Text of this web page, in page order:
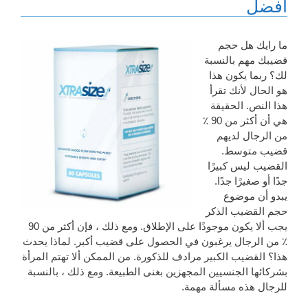
أفضل
ما رايك هل حجم
قضيبك مهم بالنسبة
لك؟ ربما يكون هذا
هو الحال لأنك تقرأ
هذا النص. الحقيقة
هي أن أكثر من 90 ٪
من الرجال لديهم
قضيب متوسط.
القضيب ليس كبيرًا
جدًا أو صغيرًا جدًا.
يبدو أن موضوع
حجم القضيب الذكر
يجب ألا يكون موجودًا على الإطلاق. ومع ذلك ، فإن أكثر من 90
٪ من الرجال يرغبون في الحصول على قضيب أكبر. لماذا يحدث
هذا؟ القضيب الكبير مرادف للذكورة. من الممكن ألا تهتم المرأة
بشركائها الجنسيين المجهزين بغنى الطبيعة. ومع ذلك ، بالنسبة
للرجال هذه مسألة مهمة.